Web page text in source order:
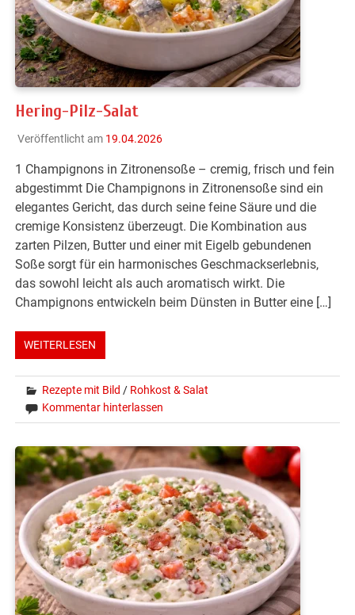
Hering-Pilz-Salat
Veröffentlicht am 19.04.2026
1 Champignons in Zitronensoße – cremig, frisch und fein
abgestimmt Die Champignons in Zitronensoße sind ein
elegantes Gericht, das durch seine feine Säure und die
cremige Konsistenz überzeugt. Die Kombination aus
zarten Pilzen, Butter und einer mit Eigelb gebundenen
Soße sorgt für ein harmonisches Geschmackserlebnis,
das sowohl leicht als auch aromatisch wirkt. Die
Champignons entwickeln beim Dünsten in Butter eine […]
WEITERLESEN
Rezepte mit Bild / Rohkost & Salat
Kommentar hinterlassen